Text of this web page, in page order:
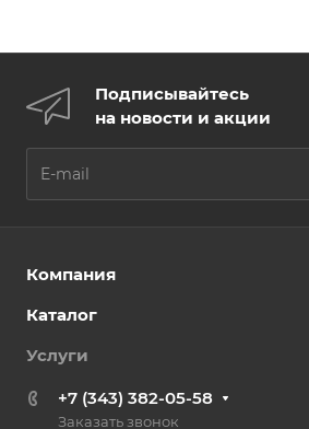
Подписывайтесь
на новости и акции
Компания
Каталог
Услуги
+7 (343) 382-05-58
Заказать звонок